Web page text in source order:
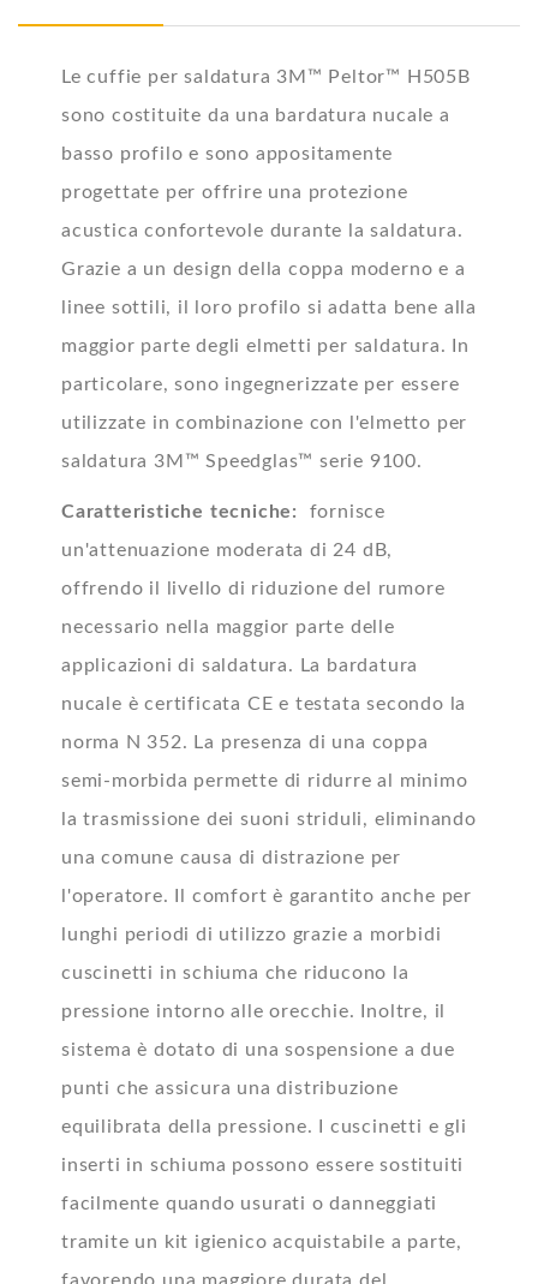
Le cuffie per saldatura 3M™ Peltor™ H505B
sono costituite da una bardatura nucale a
basso profilo e sono appositamente
progettate per offrire una protezione
acustica confortevole durante la saldatura.
Grazie a un design della coppa moderno e a
linee sottili, il loro profilo si adatta bene alla
maggior parte degli elmetti per saldatura. In
particolare, sono ingegnerizzate per essere
utilizzate in combinazione con l'elmetto per
saldatura 3M™ Speedglas™ serie 9100.
Caratteristiche tecniche:
fornisce
un'attenuazione moderata di 24 dB,
offrendo il livello di riduzione del rumore
necessario nella maggior parte delle
applicazioni di saldatura. La bardatura
nucale è certificata CE e testata secondo la
norma N 352. La presenza di una coppa
semi-morbida permette di ridurre al minimo
la trasmissione dei suoni striduli, eliminando
una comune causa di distrazione per
l'operatore. Il comfort è garantito anche per
lunghi periodi di utilizzo grazie a morbidi
cuscinetti in schiuma che riducono la
pressione intorno alle orecchie. Inoltre, il
sistema è dotato di una sospensione a due
punti che assicura una distribuzione
equilibrata della pressione. I cuscinetti e gli
inserti in schiuma possono essere sostituiti
facilmente quando usurati o danneggiati
tramite un kit igienico acquistabile a parte,